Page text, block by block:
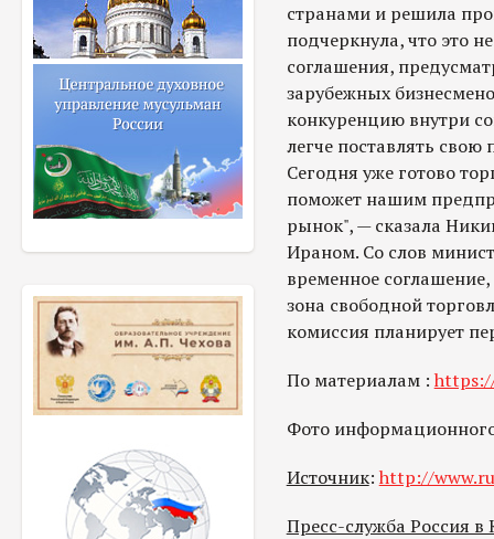
странами и решила
подчеркнула, что это
соглашения,
зарубежных
конкуренцию внутри
легче поставлять
Сегодня уже готово
поможет нашим
рынок", — сказала
Ираном. Со слов
временное
зона свободной
комиссия планирует
По материалам :
Фото
Источник: http://
Пресс-служба Россия в